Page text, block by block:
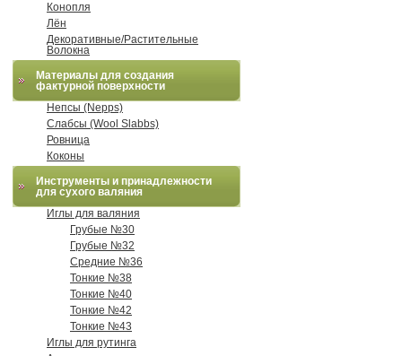
Конопля
Лён
Декоративные/Растительные
Волокна
Материалы для создания
фактурной поверхности
Непсы (Nepps)
Слабсы (Wool Slabbs)
Ровница
Коконы
Инструменты и принадлежности
для сухого валяния
Иглы для валяния
Грубые №30
Грубые №32
Средние №36
Тонкие №38
Тонкие №40
Тонкие №42
Тонкие №43
Иглы для рутинга